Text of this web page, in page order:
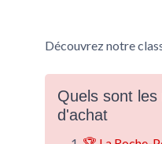
Découvrez notre
Quels sont
d'achat